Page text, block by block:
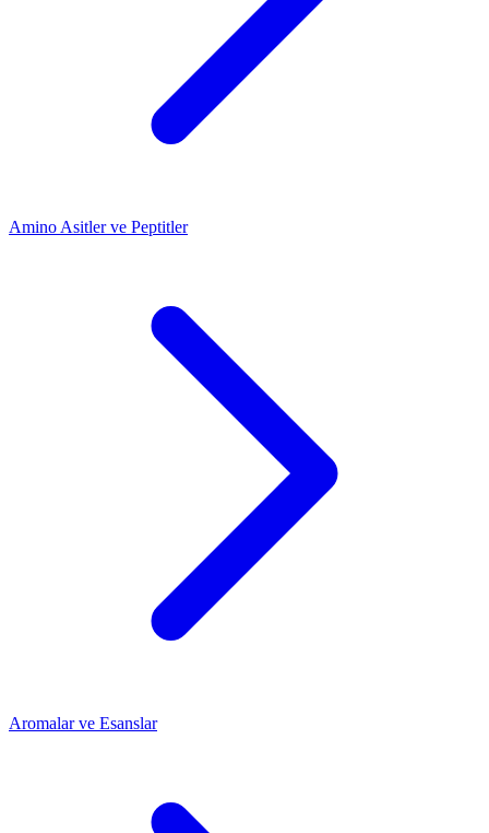
Amino Asitler ve Peptitler
Aromalar ve Esanslar